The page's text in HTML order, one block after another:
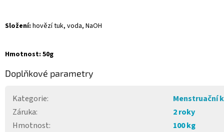
Složení: hovězí tuk, voda, NaOH
Hmotnost: 50g
Doplňkové parametry
Kategorie:
Menstruační
Záruka:
2 roky
Hmotnost:
100 kg